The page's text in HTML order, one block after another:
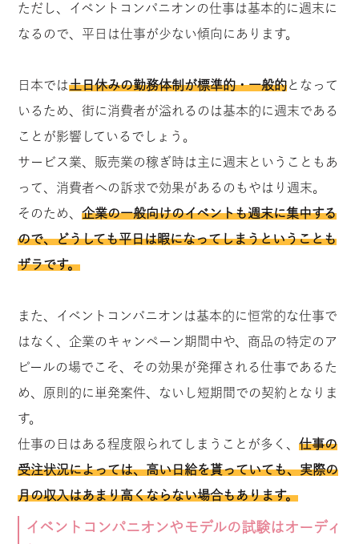
ただし、イベントコンパニオンの仕事は基本的に週末に
なるので、平日は仕事が少ない傾向にあります。
日本では土日休みの勤務体制が標準的・一般的となって
いるため、街に消費者が溢れるのは基本的に週末である
ことが影響しているでしょう。
サービス業、販売業の稼ぎ時は主に週末ということもあ
って、消費者への訴求で効果があるのもやはり週末。
そのため、企業の一般向けのイベントも週末に集中する
ので、どうしても平日は暇になってしまうということも
ザラです。
また、イベントコンパニオンは基本的に恒常的な仕事で
はなく、企業のキャンペーン期間中や、商品の特定のア
ピールの場でこそ、その効果が発揮される仕事であるた
め、原則的に単発案件、ないし短期間での契約となりま
す。
仕事の日はある程度限られてしまうことが多く、仕事の
受注状況によっては、高い日給を貰っていても、実際の
月の収入はあまり高くならない場合もあります。
イベントコンパニオンやモデルの試験はオーディ